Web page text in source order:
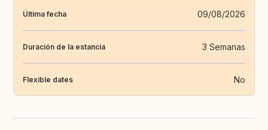
Última fecha 09/08/2026
Duración de la estancia 3 Semanas
Flexible dates No